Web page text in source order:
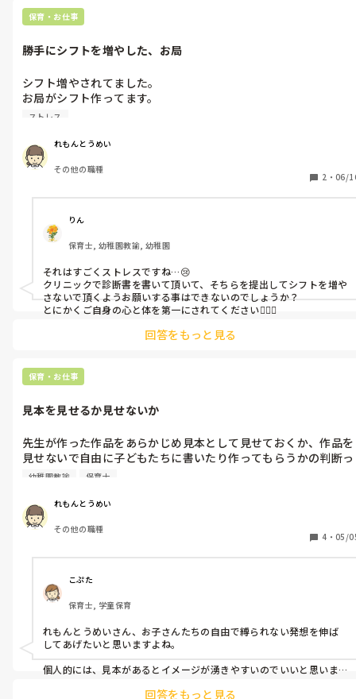
に、その件を聞くと、
「首絞めてないです。」
で、正直、私も子どもたちの発言を聞いた時、どうして良いかわ
からないでいます。
がしています。以前、この先生へのクレームが来たことがありま
す。
園に対して神経質にってるだろうから一応報告という形にし、どう
したら良いでしょうかと支持を待ってもいいかもしれませんね。
保育・お仕事
勝手にシフトを増やした、お局
シフト増やされてました。
お局がシフト作ってます。
きて」とお局が言ってきたので、納得いかなかったので、上の上
司に、お局に言われたこと報告しました。
そしたら、「夏休みだけでいいし、私と相談しましょう」と上の
上司に言われました。
お局に勝手にシフトを増やされていました。
私は、メンタルクリニックに通っていることを職場も理解してい
るので、変にシフトを増やすことは出来ません。
すごく心身共に疲れてしまい、仕事行きたくないです。
どう思いますか？
ストレス
れもんとうめい
その他の職種
2 ・ 06/
りん
保育士, 幼稚園教諭, 幼稚園
それはすごくストレスですね…😢
クリニックで診断書を書いて頂いて、そちらを提出してシフトを増や
さないで頂くようお願いする事はできないのでしょうか？
とにかくご自身の心と体を第一にされてください🙇🏻‍♀️
回答をもっと見る
保育・お仕事
見本を見せるか見せないか
先生が作った作品をあらかじめ見本として見せておくか、作品を
見せないで自由に子どもたちに書いたり作ってもらうかの判断っ
てどうしていますか？
保育園や幼稚園勤務ではありませんが、少し気になります！
例えば、こいのぼりの作品を作るとして、見本を見せるか、見せ
他の例として、マーブリングした作品を自由に切ったり絵を描い
たりするなど。
幼稚園教諭 保育士
れもんとうめい
その他の職種
4 ・ 05/
こぷた
保育士, 学童保育
れもんとうめいさん、お子さんたちの自由で縛られない発想を伸ば
してあげたいと思いますよね。
個人的には、見本があるとイメージが湧きやすいのでいいと思いま
「お手本じゃなくて見本、この通りじゃなく自分の好きなように作
回答をもっと見る